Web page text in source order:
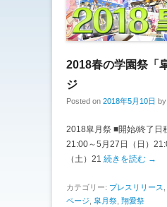
2018春の学園祭「
ジ
Posted on 2018年5月10日 by
2018皐月祭 ■開始/終了日
21:00～5月27日（日）
（土）21 続きを読む →
カテゴリー: プレスリリース
ページ 皐月祭 翔愛祭